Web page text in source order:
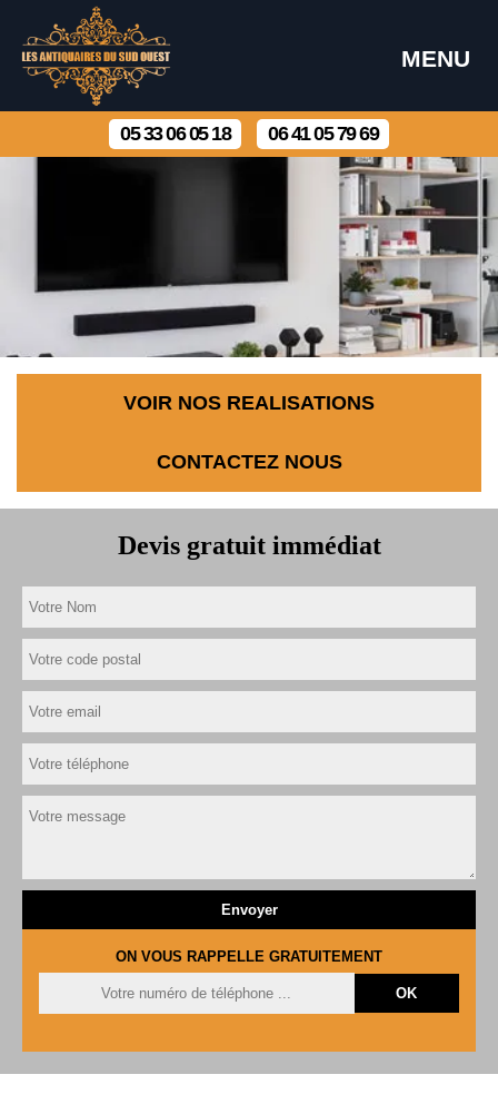
MENU
05 33 06 05 18 06 41 05 79 69
VOIR NOS REALISATIONS
CONTACTEZ NOUS
Devis gratuit immédiat
ON VOUS RAPPELLE GRATUITEMENT